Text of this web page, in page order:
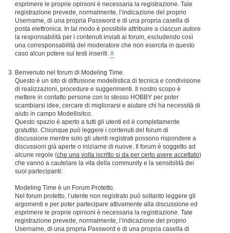
esprimere le proprie opinioni è necessaria la registrazione. Tale
registrazione prevede, normalmente, l’indicazione del proprio
Username, di una propria Password e di una propria casella di
posta elettronica. In tal modo è possibile attribuire a ciascun autore
la responsabilità per i contenuti inviati ai forum, escludendo così
una corresponsabilità del moderatore che non esercita in questo
caso alcun potere sui testi inseriti. #
Benvenuto nel forum di Modeling Time.
Questo è un sito di diffusione modellistica di tecnica e condivisione
di realizzazioni, procedure e suggerimenti. Il nostro scopo è
mettere in contatto persone con lo stesso HOBBY per poter
scambiarsi idee, cercare di migliorarsi e aiutare chi ha necessità di
aiuto in campo Modellisitco.
Questo spazio è aperto a tutti gli utenti ed è completamente
gratutito. Chiunque può leggere i contenuti del forum di
discussione mentre solo gli utenti registrati possono rispondere a
discussioni già aperte o iniziarne di nuove. Il forum è soggetto ad
alcune regole (che una volta iscritto si da per certo avere accettato)
che vanno a cautelare la vita della community e la sensibilità dei
suoi partecipanti:
Modeling Time è un Forum Protetto.
Nel forum protetto, l’utente non registrato può soltanto leggere gli
argomenti e per poter partecipare attivamente alla discussione ed
esprimere le proprie opinioni è necessaria la registrazione. Tale
registrazione prevede, normalmente, l’indicazione del proprio
Username, di una propria Password e di una propria casella di